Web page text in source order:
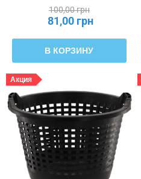
100,00 грн
81,00 грн
В КОРЗИНУ
Акция